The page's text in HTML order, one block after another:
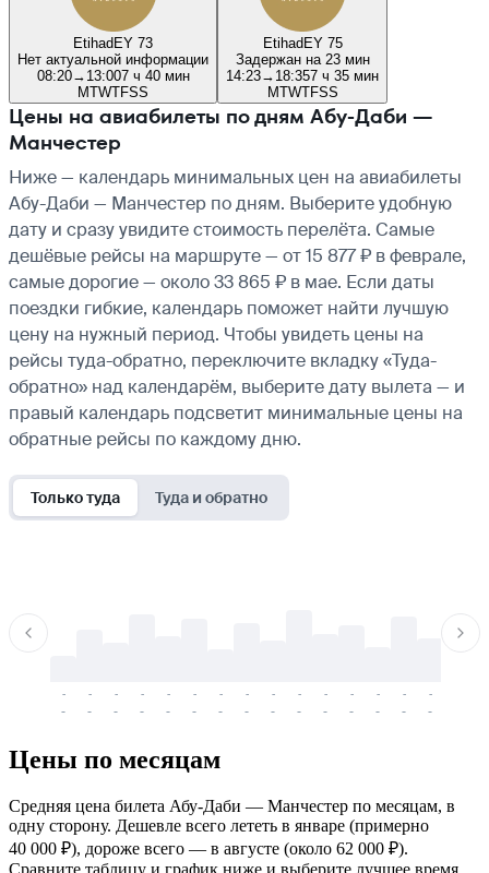
EtihadEY 73
Нет актуальной информации
08:20→ 13:007 ч 40 мин
MTWTFSS
EtihadEY 75
Задержан на 23 мин
14:23→ 18:357 ч 35 мин
MTWTFSS
Цены на авиабилеты по дням Абу-Даби —
Манчестер
Ниже — календарь минимальных цен на авиабилеты
Абу-Даби — Манчестер по дням. Выберите удобную
дату и сразу увидите стоимость перелёта. Самые
дешёвые рейсы на маршруте — от 15 877 ₽ в феврале,
самые дорогие — около 33 865 ₽ в мае. Если даты
поездки гибкие, календарь поможет найти лучшую
цену на нужный период. Чтобы увидеть цены на
рейсы туда-обратно, переключите вкладку «Туда-
обратно» над календарём, выберите дату вылета — и
правый календарь подсветит минимальные цены на
обратные рейсы по каждому дню.
Только туда Туда и обратно
-
-
-
-
-
-
-
-
-
-
-
-
-
-
-
-
-
-
-
-
-
-
-
-
-
-
-
-
-
-
Цены по месяцам
Средняя цена билета Абу-Даби — Манчестер по месяцам, в
одну сторону. Дешевле всего лететь в январе (примерно
40 000 ₽), дороже всего — в августе (около 62 000 ₽).
Сравните таблицу и график ниже и выберите лучшее время